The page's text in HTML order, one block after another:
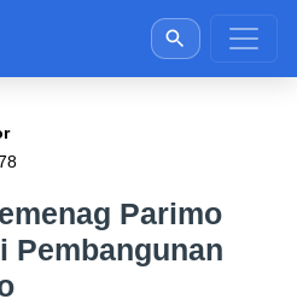
Parimo
Pembangunan